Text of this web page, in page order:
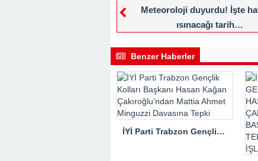
Meteoroloji duyurdu! İşte
ısınacağı tarih…
Benzer Haberler
İYİ Parti Trabzon Gençlik Kolları Başkanı Hasan Kağan Çakıroğlu’ndan Mattia Ahmet Minguzzi Davasına Tepki